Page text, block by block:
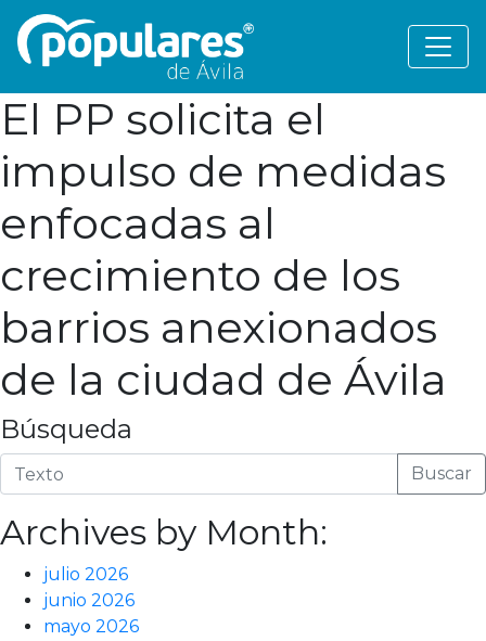
El PP solicita el
impulso de medidas
enfocadas al
crecimiento de los
barrios anexionados
de la ciudad de Ávila
Búsqueda
Buscar
Archives by Month:
julio 2026
junio 2026
mayo 2026